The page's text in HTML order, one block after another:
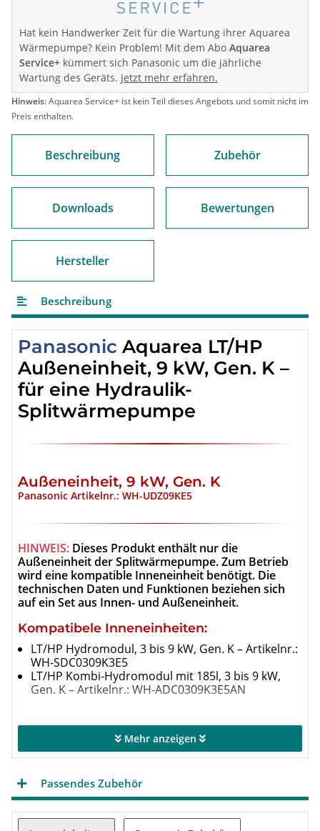
Hat kein Handwerker Zeit für die Wartung ihrer Aquarea
Wärmepumpe? Kein Problem! Mit dem Abo Aquarea
Service+ kümmert sich Panasonic um die jährliche
Wartung des Geräts. Jetzt mehr erfahren.
Hinweis:Aquarea Service+ ist kein Teil dieses Angebots und somit nicht im
Preis enthalten.
Beschreibung Zubehör
Downloads Bewertungen
Hersteller
Beschreibung
Panasonic Aquarea LT/HP
Außeneinheit, 9 kW, Gen. K –
für eine Hydraulik-
Splitwärmepumpe
Außeneinheit, 9 kW, Gen. K
Panasonic Artikelnr.: WH-UDZ09KE5
HINWEIS: Dieses Produkt enthält nur die
Außeneinheit der Splitwärmepumpe. Zum Betrieb
wird eine kompatible Inneneinheit benötigt. Die
technischen Daten und Funktionen beziehen sich
auf ein Set aus Innen- und Außeneinheit.
Kompatibele Inneneinheiten:
LT/HP Hydromodul, 3 bis 9 kW, Gen. K – Artikelnr.:
WH-SDC0309K3E5
LT/HP Kombi-Hydromodul mit 185l, 3 bis 9 kW,
Gen. K – Artikelnr.: WH-ADC0309K3E5AN
Optimal für Neuinstallationen und
Niedrigenergiehäuser geeignet
Die Aquarea LT Modelle von Panasonic bieten
maximale Energieersparnis sowie minimale CO
2
Emissionen und haben trotzdem einen minimalen
Platzbedarf. Dank diesen Eigenschaften erreichen
Mehr anzeigen
Passendes Zubehör